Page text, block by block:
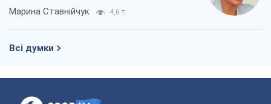
Марина Ставнійчук 4,6 т.
Всі думки